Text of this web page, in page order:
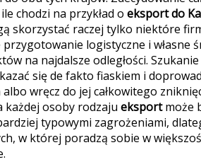
chodzi na przykład o eksport do
skorzystać raczej tylko niektóre
logistyczne i własne
na najdalsze odległości.
się de fakto fiaskiem i
wręcz do jej całkowitego
osoby rodzaju eksportmoże
typowymi zagrożeniami,
w której poradzą sobie w